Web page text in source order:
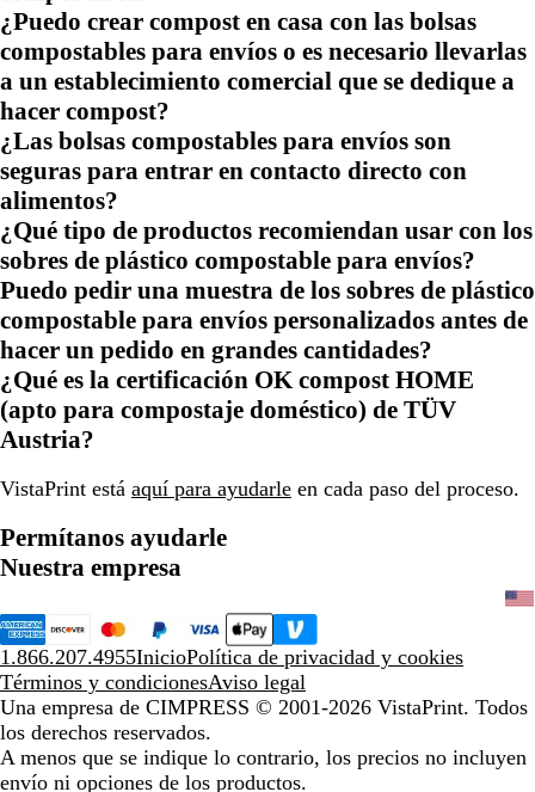
¿Puedo crear compost en casa con las bolsas
compostables para envíos o es necesario llevarlas
a un establecimiento comercial que se dedique a
hacer compost?
¿Las bolsas compostables para envíos son
seguras para entrar en contacto directo con
alimentos?
¿Qué tipo de productos recomiendan usar con los
sobres de plástico compostable para envíos?
Puedo pedir una muestra de los sobres de plástico
compostable para envíos personalizados antes de
hacer un pedido en grandes cantidades?
¿Qué es la certificación OK compost HOME
(apto para compostaje doméstico) de TÜV
Austria?
VistaPrint está aquí para ayudarle en cada paso del proceso.
Permítanos ayudarle
Nuestra empresa
1.866.207.4955InicioPolítica de privacidad y cookies
Términos y condicionesAviso legal
Una empresa de CIMPRESS © 2001-2026 VistaPrint. Todos
los derechos reservados.
A menos que se indique lo contrario, los precios no incluyen
envío ni opciones de los productos.